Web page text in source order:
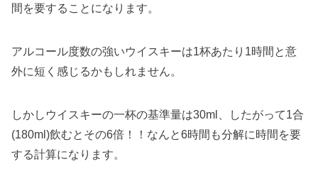
間を要することになります。
アルコール度数の強いウイスキーは1杯あたり1時間と意
外に短く感じるかもしれません。
しかしウイスキーの一杯の基準量は30ml、したがって1合
(180ml)飲むとその6倍！！なんと6時間も分解に時間を要
する計算になります。